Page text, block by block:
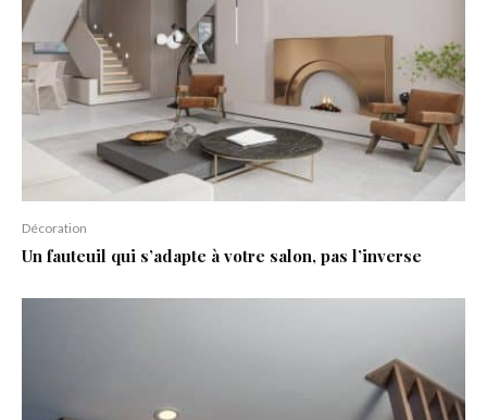
Décoration
Un fauteuil qui s’adapte à votre salon, pas l’inverse